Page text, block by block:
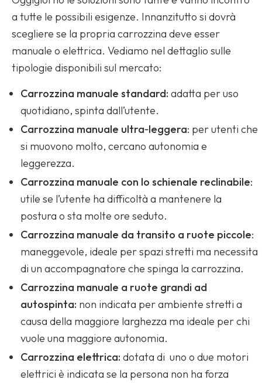
a tutte le possibili esigenze. Innanzitutto si dovrà
scegliere se la propria carrozzina deve esser
manuale o elettrica. Vediamo nel dettaglio sulle
tipologie disponibili sul mercato:
Carrozzina manuale standard: adatta per uso
quotidiano, spinta dall’utente.
Carrozzina manuale ultra‐leggera: per utenti che
si muovono molto, cercano autonomia e
leggerezza.
Carrozzina manuale con lo schienale reclinabile:
utile se l’utente ha difficoltà a mantenere la
postura o sta molte ore seduto.
Carrozzina manuale da transito a ruote piccole:
maneggevole, ideale per spazi stretti ma necessita
di un accompagnatore che spinga la carrozzina.
Carrozzina manuale a ruote grandi ad
autospinta: non indicata per ambiente stretti a
causa della maggiore larghezza ma ideale per chi
vuole una maggiore autonomia.
Carrozzina elettrica: dotata di uno o due motori
elettrici è indicata se la persona non ha forza